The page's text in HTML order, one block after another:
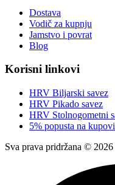
Dostava
Vodič za kupnju
Jamstvo i povrat
Blog
Korisni linkovi
HRV Biljarski savez
HRV Pikado savez
HRV Stolnogometni
5% popusta na
Sva prava pridržana ©